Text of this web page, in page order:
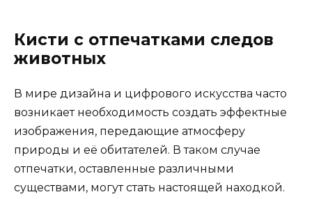
Кисти с отпечатками следов
животных
В мире дизайна и цифрового искусства часто
возникает необходимость создать эффектные
изображения, передающие атмосферу
природы и её обитателей. В таком случае
отпечатки, оставленные различными
существами, могут стать настоящей находкой.